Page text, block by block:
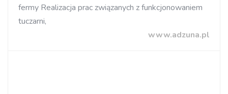
fermy Realizacja prac związanych z funkcjonowaniem
tuczarni,
www.adzuna.pl